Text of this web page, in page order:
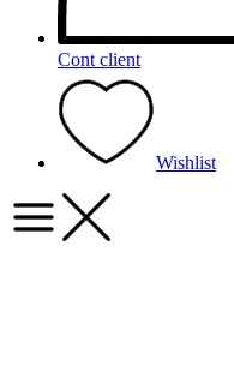
Cont client
Wishlist